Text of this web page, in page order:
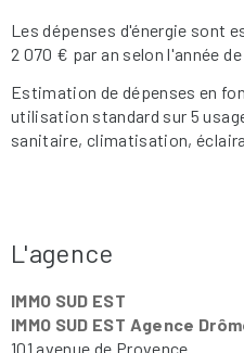
Les dépenses d'énergie sont
2 070 € par an selon l'année
Estimation de dépenses en
utilisation standard sur 5
sanitaire, climatisation,
L'agence
IMMO SUD EST
IMMO SUD EST Agence
101 avenue de Provence